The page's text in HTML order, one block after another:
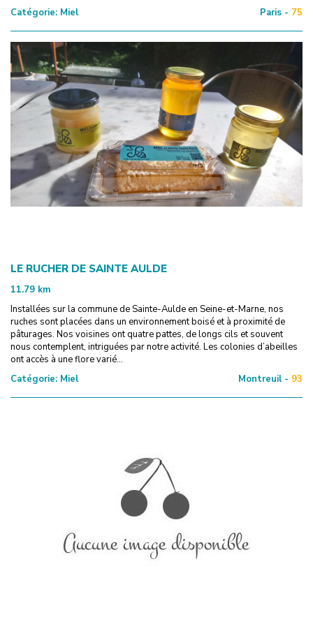
Catégorie: Miel Paris - 75
LE RUCHER DE SAINTE AULDE
11.79 km
Installées sur la commune de Sainte-Aulde en Seine-et-Marne, nos
ruches sont placées dans un environnement boisé et à proximité de
pâturages. Nos voisines ont quatre pattes, de longs cils et souvent
nous contemplent, intriguées par notre activité. Les colonies d’abeilles
ont accès à une flore varié...
Catégorie: Miel Montreuil - 93